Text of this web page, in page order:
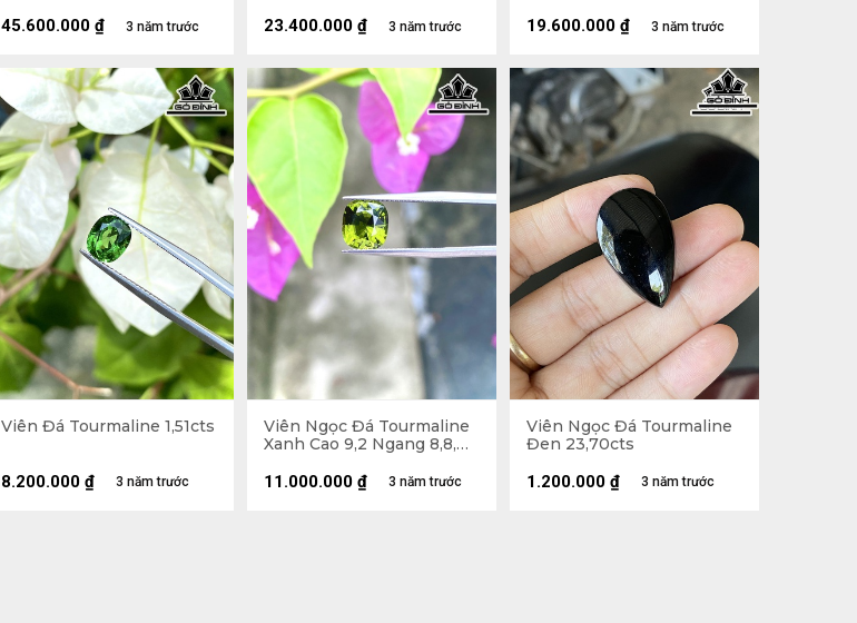
3 năm trước
45.600.000 ₫ 3 năm trước
23.400.000 ₫ 3 năm trước
19.600.000 ₫
Viên Đá Tourmaline 1,51cts
3 năm trước
8.200.000 ₫
Viên Ngọc Đá Tourmaline
Xanh Cao 9,2 Ngang 8,8,
3 năm trước
11.000.000 ₫
Viên Ngọc Đá Tourmaline
Đen 23,70cts
3 năm trước
1.200.000 ₫